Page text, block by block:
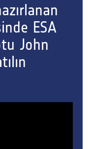
ESA
John